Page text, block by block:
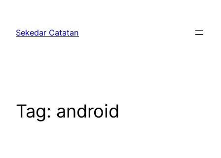
content
Sekedar Catatan
Tag: android